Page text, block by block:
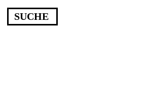
ist seit Version 4.4.0 veraltet!
in
htdocs/wordpress/wp-includes/functions.php